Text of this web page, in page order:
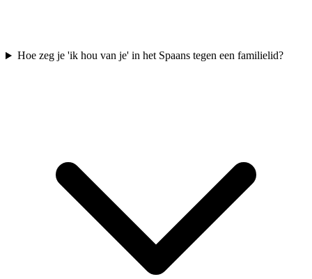
Hoe zeg je 'ik hou van je' in het Spaans tegen een familielid?